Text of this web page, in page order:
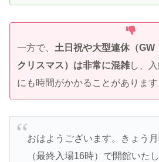
一方で、 土日祝や大型連休（GW
クリスマス）は非常に混雑し、
にも時間がかかることがあります
おはようございます。きょう
（最終入場16時）で開館いたし